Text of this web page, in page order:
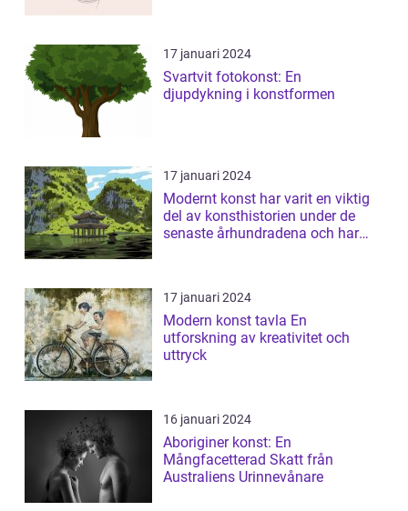
17 januari 2024
Svartvit fotokonst: En
djupdykning i konstformen
17 januari 2024
Modernt konst har varit en viktig
del av konsthistorien under de
senaste århundradena och har
17 januari 2024
Modern konst tavla En
utforskning av kreativitet och
uttryck
16 januari 2024
Aboriginer konst: En
Mångfacetterad Skatt från
Australiens Urinnevånare